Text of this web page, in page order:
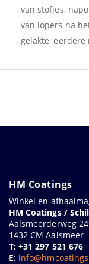
van stofjes,
van lopers na
gelakte, eerdere
HM Coatings
Winkel en
HM Coatings /
Aalsmeerderweg
1432 CM Aalsmeer
T: +31 297 521 676
E: